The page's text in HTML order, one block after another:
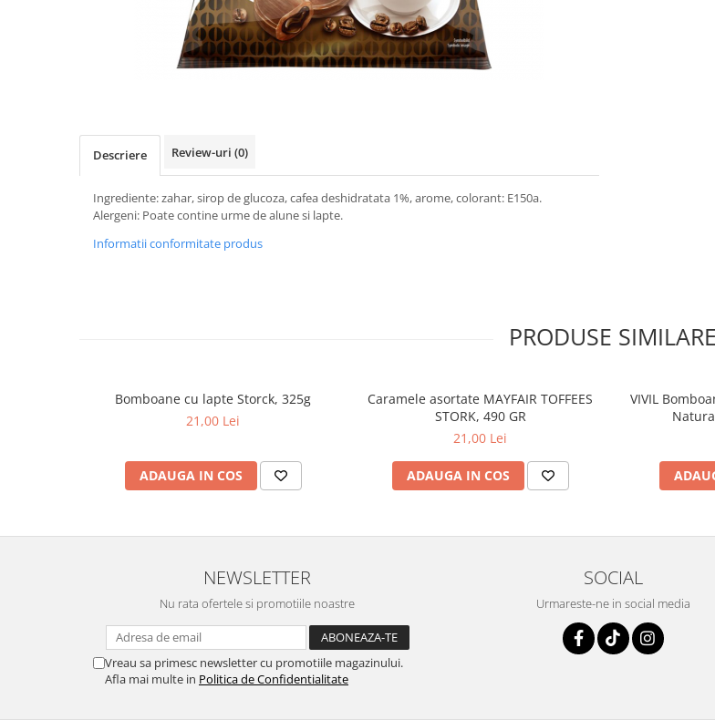
Descriere Review-uri (0)
Ingrediente: zahar, sirop de glucoza, cafea deshidratata 1%, arome, colorant: E150a.
Alergeni: Poate contine urme de alune si lapte.
Informatii conformitate produs
PRODUSE SIMILARE
Bomboane cu lapte Storck, 325g
21,00 Lei
ADAUGA IN COS
Caramele asortate MAYFAIR TOFFEES
STORK, 490 GR
21,00 Lei
ADAUGA IN COS
VIVIL
NEWSLETTER
Nu rata ofertele si promotiile noastre
Vreau sa primesc newsletter cu promotiile magazinului.
Afla mai multe in Politica de Confidentialitate
SOCIAL
Urmareste-ne in social media